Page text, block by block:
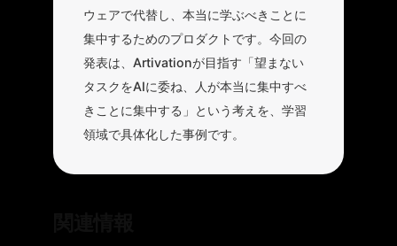
ウェアで代替し、本当に学ぶべきことに
集中するためのプロダクトです。今回の
発表は、Artivationが目指す「望まない
タスクをAIに委ね、人が本当に集中すべ
きことに集中する」という考えを、学習
領域で具体化した事例です。